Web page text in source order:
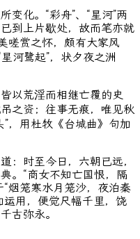
化。“彩舟”、“星河”两
到上片歇处，故而笔亦就
嗟赏之怀，颇有大家风
河鹭起”，状夕夜之洲
以荒淫而相继亡覆的史
之资；往事无痕，唯见秋
，用杜牧《台城曲》句加
时至今日，六朝已远，
。“商女不知亡国恨，隔
烟笼寒水月笼沙，夜泊秦
运用，便觉尺幅千里，饶
古弥永。